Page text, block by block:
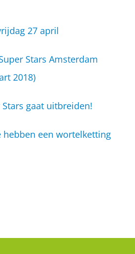
27 april
Stars Amsterdam
2018)
Stars gaat uitbreiden!
hebben een wortelketting